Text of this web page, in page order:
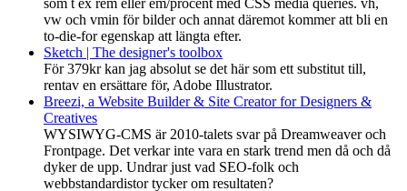
vw och vmin för bilder och annat däremot kommer att bli en
to-die-for egenskap att längta efter.
Sketch | The designer's toolbox
För 379kr kan jag absolut se det här som ett substitut till,
rentav en ersättare för, Adobe Illustrator.
Breezi, a Website Builder & Site Creator for Designers &
Creatives
WYSIWYG-CMS är 2010-talets svar på Dreamweaver och
Frontpage. Det verkar inte vara en stark trend men då och då
dyker de upp. Undrar just vad SEO-folk och
webbstandardistor tycker om resultaten?